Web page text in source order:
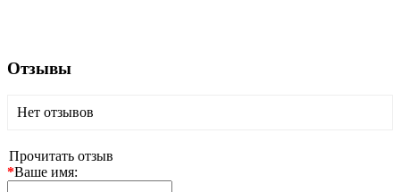
Отзывы
Нет отзывов
Прочитать отзыв
*Ваше имя: